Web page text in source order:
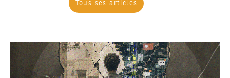
Tous ses articles